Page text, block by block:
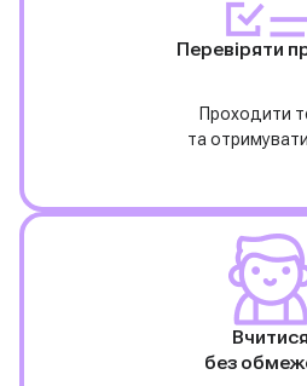
Перевіряти
Проходити
та
Вчитися
без